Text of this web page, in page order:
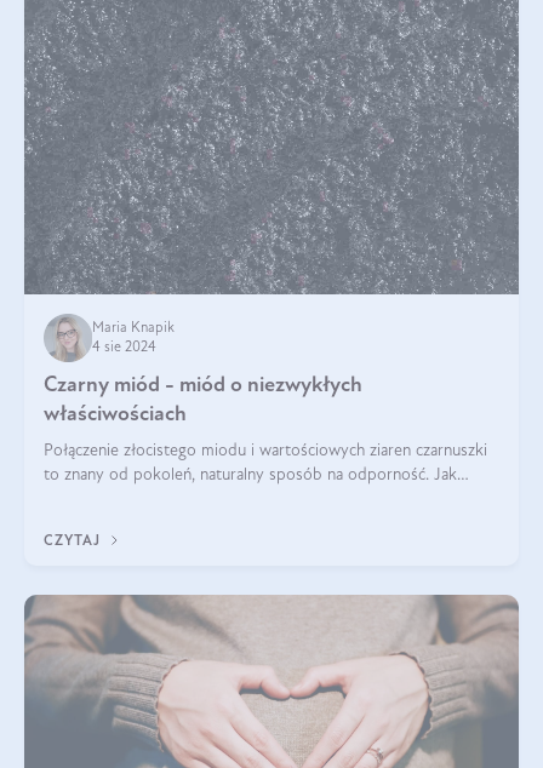
Maria Knapik
4 sie 2024
Czarny miód - miód o niezwykłych
właściwościach
Połączenie złocistego miodu i wartościowych ziaren czarnuszki
to znany od pokoleń, naturalny sposób na odporność. Jak
CZYTAJ